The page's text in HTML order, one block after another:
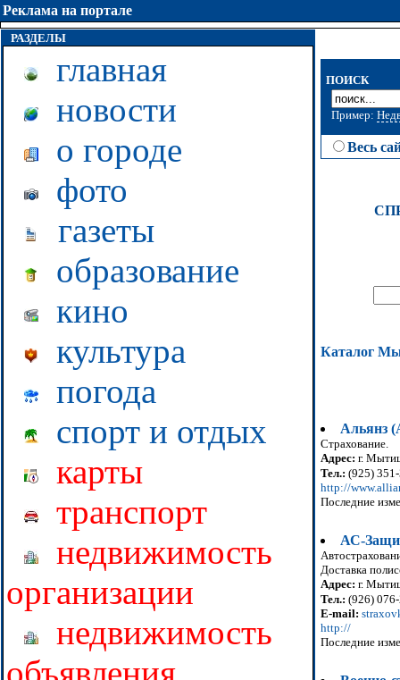
Реклама на портале
РАЗДЕЛЫ
главная
новости
о городе
фото
газеты
образование
кино
культура
погода
спорт и отдых
карты
транспорт
недвижимость
организации
недвижимость
ПОИСК
Пример:
Весь
Каталог
Альянз
Страхование.
Адрес: г.
Тел.: (925)
http://
Последние
АС-
Доставка
Адрес: г.
Тел.: (926)
E-mail:
http://
Последние